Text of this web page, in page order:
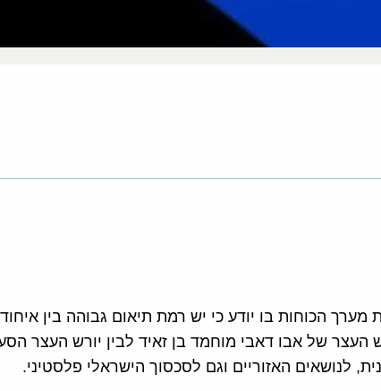
הכוחות בו יודע כי יש רמת תיאום גבוהה בין איחוד
העצר של אבו דאבי מוחמד בן זאיד לבין יורש העצר
לנושאים האזוריים וגם לסכסוך הישראלי פלסטיני.